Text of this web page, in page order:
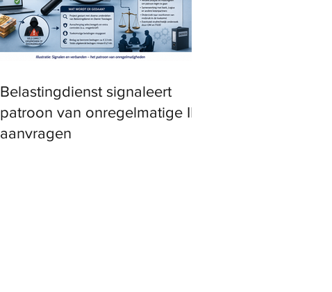
Belastingdienst signaleert
patroon van onregelmatige IH-
aanvragen